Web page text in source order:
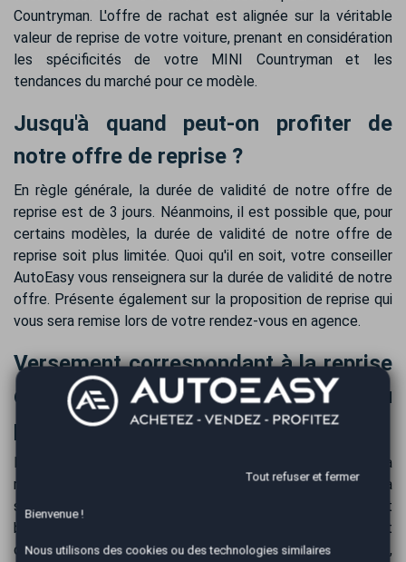
Countryman. L'offre de rachat est alignée sur la véritable
valeur de reprise de votre voiture, prenant en considération
les spécificités de votre MINI Countryman et les
tendances du marché pour ce modèle.
Jusqu'à quand peut-on profiter de
notre offre de reprise ?
En règle générale, la durée de validité de notre offre de
reprise est de 3 jours. Néanmoins, il est possible que, pour
certains modèles, la durée de validité de notre offre de
reprise soit plus limitée. Quoi qu'il en soit, votre conseiller
AutoEasy vous renseignera sur la durée de validité de notre
offre. Présente également sur la proposition de reprise qui
vous sera remise lors de votre rendez-vous en agence.
Versement correspondant à la reprise
de votre MINI Countryman et au
paiement de votre véhicule
Recevez le paiement de votre MINI Countryman dès la
reprise, par virement bancaire sécurisé. Le confort et la
sécurité sont privilégiés, le paiement se fait par virement
bancaire. En règle générale, la totalité des fonds est
disponible sur votre compte bancaire dans les 24 heures,
Tout refuser et fermer
Bienvenue !
Nous utilisons des cookies ou des technologies similaires